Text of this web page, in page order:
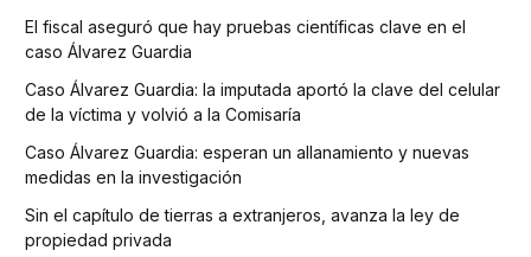
El fiscal aseguró que hay pruebas científicas clave en el
caso Álvarez Guardia
Caso Álvarez Guardia: la imputada aportó la clave del celular
de la víctima y volvió a la Comisaría
Caso Álvarez Guardia: esperan un allanamiento y nuevas
medidas en la investigación
Sin el capítulo de tierras a extranjeros, avanza la ley de
propiedad privada